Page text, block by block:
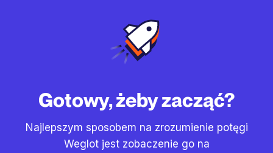
Gotowy, żeby zacząć?
Najlepszym sposobem na zrozumienie potęgi
Weglot jest zobaczenie go na